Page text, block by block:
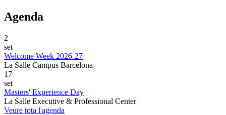
Agenda
2
set
Welcome Week 2026-27
La Salle Campus Barcelona
17
set
Masters' Experience Day
La Salle Executive & Professional Center
Veure tota l'agenda